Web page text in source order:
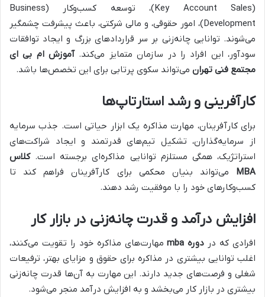
(Key Account Sales)، توسعه کسب‌وکار (Business
Development)، امور حقوقی، و مالی شرکتی، باعث پیشرفت چشمگیر
می‌شوند. توانایی چانه‌زنی بر سر قراردادهای بزرگ و ایجاد توافقات
سودآور، این افراد را در سازمان متمایز می‌کند.آموزش ام بی ای
مجتمع فنی تهران می‌تواند سکوی پرتابی برای این تخصص‌ها باشد.
کارآفرینی و رشد استارتاپ‌ها
برای کارآفرینان، مهارت مذاکره یک ابزار حیاتی است. جذب سرمایه
از سرمایه‌گذاران، تشکیل تیم‌های قدرتمند و ایجاد شراکت‌های
استراتژیک، همگی مستلزم توانایی مذاکره‌ای برجسته است.کلاس
MBA می‌تواند بنیان محکمی برای کارآفرینان فراهم کند تا
کسب‌وکارهای خود را با موفقیت رشد دهند.
افزایش درآمد و قدرت چانه‌زنی در بازار کار
افرادی که در دوره mba
مهارت‌های مذاکره خود را تقویت می‌کنند،
اغلب توانایی بیشتری در مذاکره برای حقوق و مزایای بهتر، ترفیعات
شغلی و فرصت‌های جدید دارند. این مهارت به آن‌ها قدرت چانه‌زنی
بیشتری در بازار کار می‌بخشد و به افزایش درآمد منجر می‌شود.